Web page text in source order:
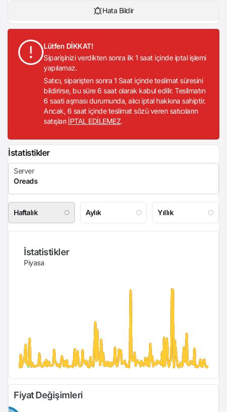
Hata Bildir
Lütfen DİKKAT!
Siparişinizi verdikten sonra ilk 1 saat içinde iptal işlemi
yapılamaz.
Satıcı, siparişten sonra 1 Saat içinde teslimat süresini
bildirirse, bu süre 6 saat olarak kabul edilir. Teslimatın
6 saati aşması durumunda, alıcı iptal hakkına sahiptir.
Ancak, 6 saat içinde teslimat sözü veren satıcıların
satışları İPTAL EDİLEMEZ.
İstatistikler
Haftalık Aylık Yıllık
İstatistikler
Piyasa
Fiyat Değişimleri